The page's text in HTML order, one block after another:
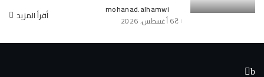
Posted
by
mohanad.alhamwi
6 أغسطس، 2026
أقرأ المزيد